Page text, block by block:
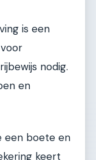
is een
nodig.
en
een boete en
keert